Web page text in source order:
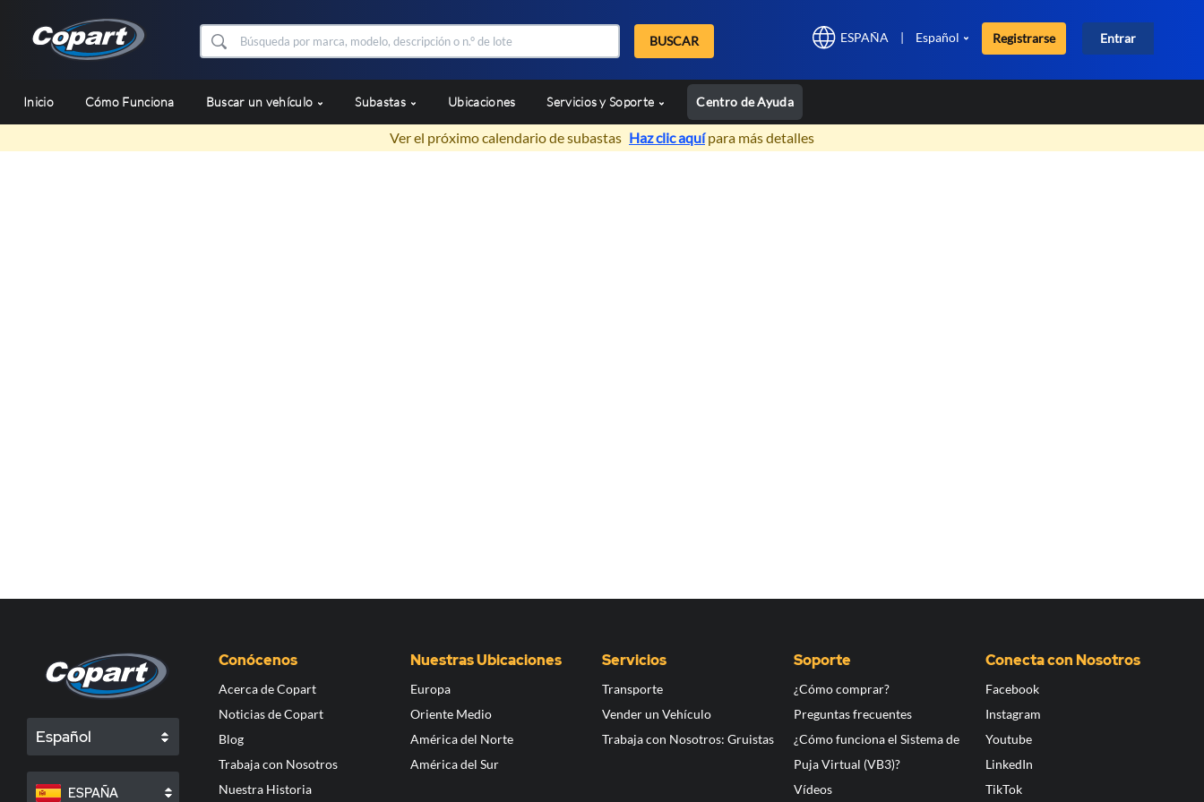
BUSCAR ESPAÑA | Español Registrarse Entrar
Inicio Cómo Funciona Buscar un vehículo Subastas Ubicaciones Servicios y Soporte Centro de Ayuda
Ver el próximo calendario de subastas Haz clic aquípara más detalles
Español
ESPAÑA
Conócenos
Acerca de Copart
Noticias de Copart
Blog
Trabaja con Nosotros
Nuestra Historia
Nuestras Ubicaciones
Europa
Oriente Medio
América del Norte
América del Sur
Servicios
Transporte
Vender un Vehículo
Trabaja con Nosotros: Gruistas
Soporte
¿Cómo comprar?
Preguntas frecuentes
¿Cómo funciona el Sistema de
Puja Virtual (VB3)?
Vídeos
Conecta con Nosotros
Facebook
Instagram
Youtube
LinkedIn
TikTok